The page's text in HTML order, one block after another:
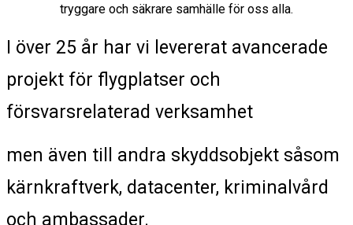
tryggare och säkrare samhälle för oss alla.
I över 25 år har vi levererat avancerade
projekt för flygplatser och
försvarsrelaterad verksamhet
men även till andra skyddsobjekt såsom
kärnkraftverk, datacenter, kriminalvård
och ambassader.